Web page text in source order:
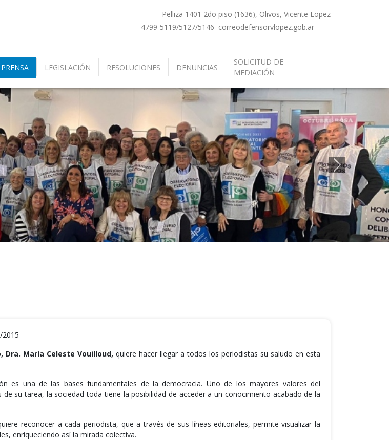
Pelliza 1401 2do piso (1636), Olivos, Vicente Lopez
4799-5119/5127/5146 correodefensorvlopez.gob.ar
PRENSA LEGISLACIÓN RESOLUCIONES DENUNCIAS
SOLICITUD DE
MEDIACIÓN
Siguiente
2015
Dra. María Celeste Vouilloud, quiere hacer llegar a todos los periodistas su saludo en esta
es una de las bases fundamentales de la democracia. Uno de los mayores valores del
su tarea, la sociedad toda tiene la posibilidad de acceder a un conocimiento acabado de la
reconocer a cada periodista, que a través de sus líneas editoriales, permite visualizar la
enriqueciendo así la mirada colectiva.